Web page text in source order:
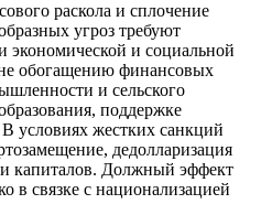
раскола и сплочение
угроз требуют
и социальной
обогащению финансовых
и сельского
поддержке
условиях жестких санкций
дедолларизация
капиталов. Должный эффект
в связке с национализацией